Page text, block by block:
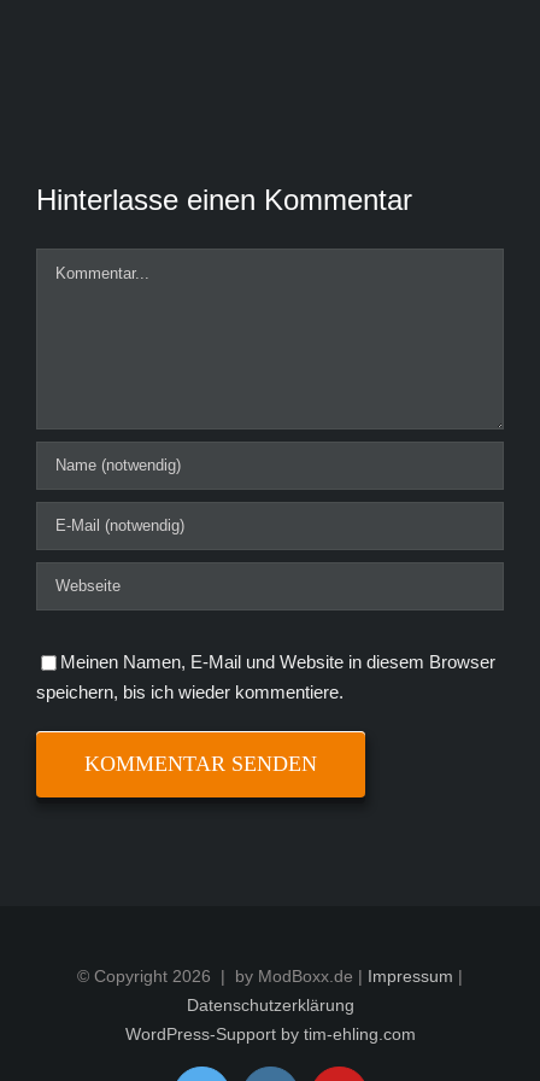
Hinterlasse einen Kommentar
Kommentar
Meinen Namen, E-Mail und Website in diesem Browser
speichern, bis ich wieder kommentiere.
© Copyright 2026 | by ModBoxx.de | Impressum |
Datenschutzerklärung
WordPress-Support by tim-ehling.com